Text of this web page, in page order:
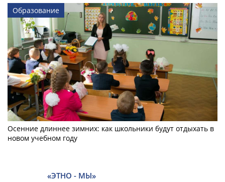
Образование
Осенние длиннее зимних: как школьники будут отдыхать в
новом учебном году
«ЭТНО - МЫ»